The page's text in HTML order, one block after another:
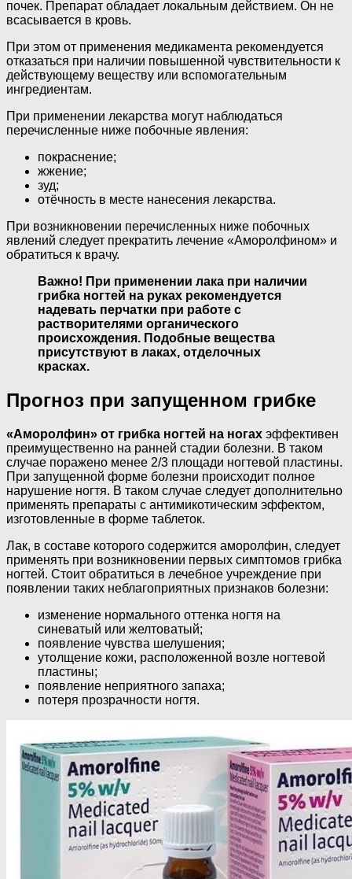
почек. Препарат обладает локальным действием. Он не
всасывается в кровь.
При этом от применения медикамента рекомендуется
отказаться при наличии повышенной чувствительности к
действующему веществу или вспомогательным
ингредиентам.
При применении лекарства могут наблюдаться
перечисленные ниже побочные явления:
покраснение;
жжение;
зуд;
отёчность в месте нанесения лекарства.
При возникновении перечисленных ниже побочных
явлений следует прекратить лечение «Аморолфином» и
обратиться к врачу.
Важно! При применении лака при наличии
грибка ногтей на руках рекомендуется
надевать перчатки при работе с
растворителями органического
происхождения. Подобные вещества
присутствуют в лаках, отделочных
красках.
Прогноз при запущенном грибке
«Аморолфин» от грибка ногтей на ногах эффективен
преимущественно на ранней стадии болезни. В таком
случае поражено менее 2/3 площади ногтевой пластины.
При запущенной форме болезни происходит полное
нарушение ногтя. В таком случае следует дополнительно
применять препараты с антимикотическим эффектом,
изготовленные в форме таблеток.
Лак, в составе которого содержится аморолфин, следует
применять при возникновении первых симптомов грибка
ногтей. Стоит обратиться в лечебное учреждение при
появлении таких неблагоприятных признаков болезни:
изменение нормального оттенка ногтя на
синеватый или желтоватый;
появление чувства шелушения;
утолщение кожи, расположенной возле ногтевой
пластины;
появление неприятного запаха;
потеря прозрачности ногтя.